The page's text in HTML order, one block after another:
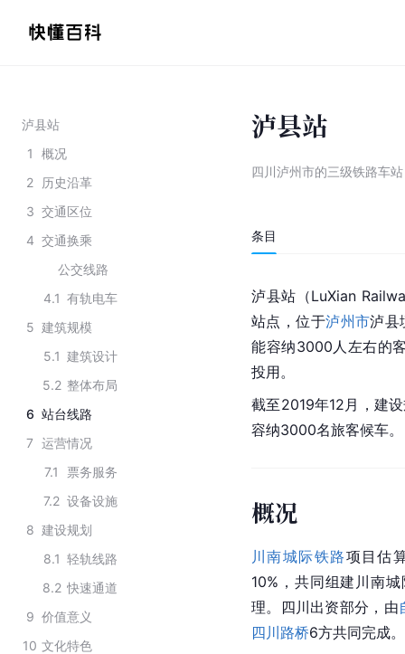
泸县站
1
概况
2
历史沿革
3 交通区位
4 交通换乘
公交线路
4.1 有轨电车
5 建筑规模
5.1 建筑设计
5.2 整体布局
6 站台线路
7 运营情况
7.1
票务服务
7.2 设备设施
8 建设规划
8.1 轻轨线路
8.2 快速通道
9 价值意义
10 文化特色
泸县站
四川泸州市的三级铁路车站
条目
泸县站（LuXian
站点，位于泸州市泸县
能容纳3000人左右的
投用。
截至2019年12月，建
容纳3000名旅客候车。
概况
川南城际铁路项目估
10%，共同组建川南
理。
四川出资部分，由
四川路桥6方共同完成。